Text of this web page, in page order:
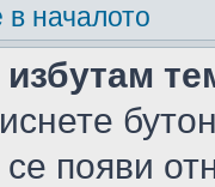
началото
избутам
появи